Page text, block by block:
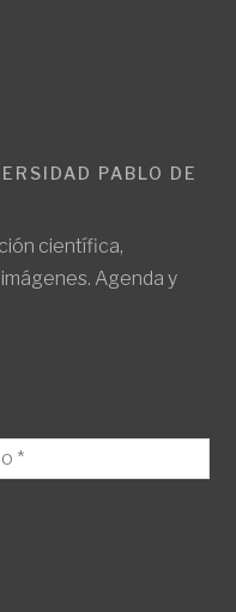
PABLO DE
científica,
Agenda y